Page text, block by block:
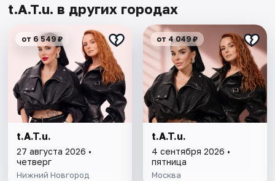
t.A.T.u. в других городах
от 6 549 ₽
t.A.T.u.
27 августа 2026 •
четверг
Нижний Новгород
от 4 049 ₽
t.A.T.u.
4 сентября 2026 •
пятница
Москва